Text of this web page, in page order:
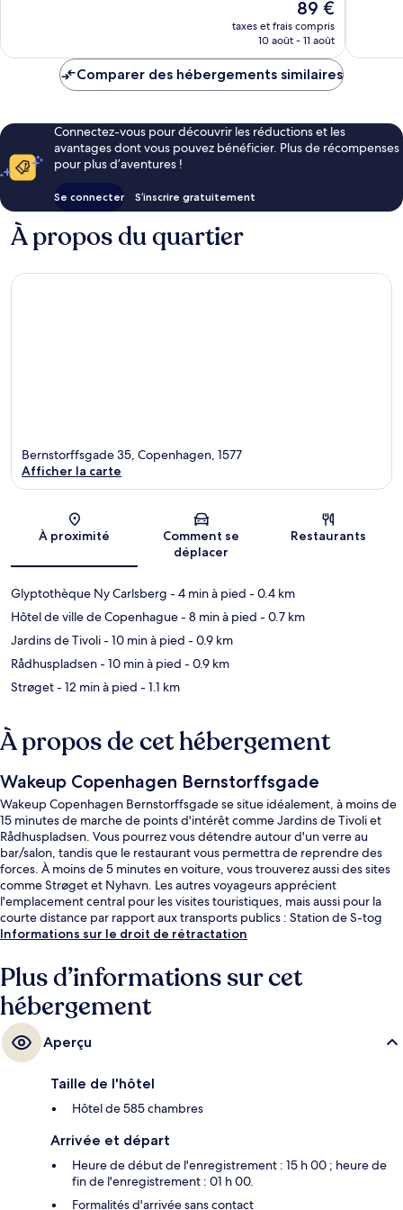
Le
nouveau
prix
de
89 €
taxes et frais compris
10 août - 11 août
Comparer des hébergements similaires
Connectez-vous pour découvrir les réductions et les
avantages dont vous pouvez bénéficier. Plus de récompenses
pour plus d’aventures !
Se connecter S’inscrire gratuitement
À propos du quartier
Carte
Bernstorffsgade 35, Copenhagen, 1577
Afficher la carte
À proximité
Comment se
déplacer
Restaurants
Glyptothèque Ny Carlsberg - 4 min à pied - 0.4 km
Hôtel de ville de Copenhague- 8 min à pied - 0.7 km
Jardins de Tivoli- 10 min à pied - 0.9 km
Rådhuspladsen- 10 min à pied - 0.9 km
Strøget- 12 min à pied - 1.1 km
À propos de cet hébergement
Wakeup Copenhagen Bernstorffsgade
Wakeup Copenhagen Bernstorffsgade se situe idéalement, à moins de
15 minutes de marche de points d'intérêt comme Jardins de Tivoli et
Rådhuspladsen. Vous pourrez vous détendre autour d'un verre au
bar/salon, tandis que le restaurant vous permettra de reprendre des
forces. À moins de 5 minutes en voiture, vous trouverez aussi des sites
comme Strøget et Nyhavn. Les autres voyageurs apprécient
l'emplacement central pour les visites touristiques, mais aussi pour la
courte distance par rapport aux transports publics : Station de S-tog
Vesterport se situe à 12 min à pied et Station de métro Rådhuspladsen, à
Informations sur le droit de rétractation
Plus d’informations sur cet
hébergement
Aperçu
Taille de l'hôtel
Hôtel de 585 chambres
Arrivée et départ
Heure de début de l'enregistrement : 15 h 00 ; heure de
fin de l'enregistrement : 01 h 00.
Formalités d'arrivée sans contact